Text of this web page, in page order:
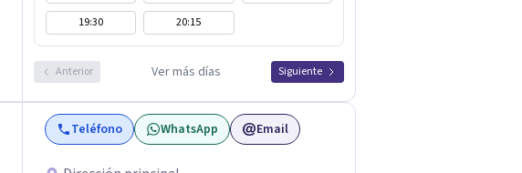
19:30
20:15
Anterior Ver más días Siguiente
Teléfono WhatsApp Email